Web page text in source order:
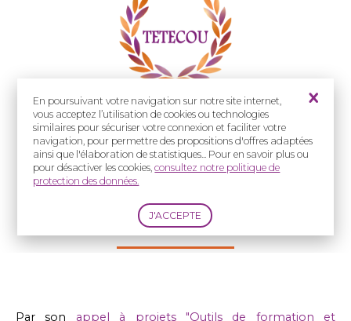
En poursuivant votre navigation sur notre site internet,
vous acceptez l’utilisation de cookies ou technologies
similaires pour sécuriser votre connexion et faciliter votre
navigation, pour permettre des propositions d'offres adaptées
ainsi que l'élaboration de statistiques... Pour en savoir plus ou
pour désactiver les cookies,consultez notre politique de
protection des données.
La Filière a lancé son 6e appel à projets
"Outils de formation et d'information".
Voici les projets lauréats.
Par son appel à projets "Outils de formation et